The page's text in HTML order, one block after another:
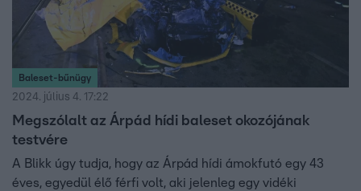
Baleset-bűnügy
2024. július 4. 17:22
Megszólalt az Árpád hídi baleset okozójának
testvére
A Blikk úgy tudja, hogy az Árpád hídi ámokfutó egy 43
éves, egyedül élő férfi volt, aki jelenleg egy vidéki